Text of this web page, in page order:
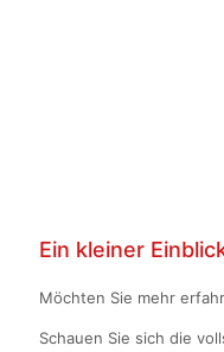
Ein kleiner
Möchten Sie mehr
Schauen Sie sich die